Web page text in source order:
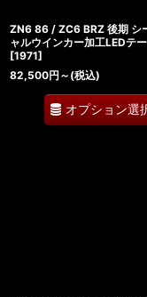
ZN6 86 / ZC6 BRZ 後期 シ
ャルウインカー加工LEDテ
[1971]
82,500円 ～ (税込)
オプション選